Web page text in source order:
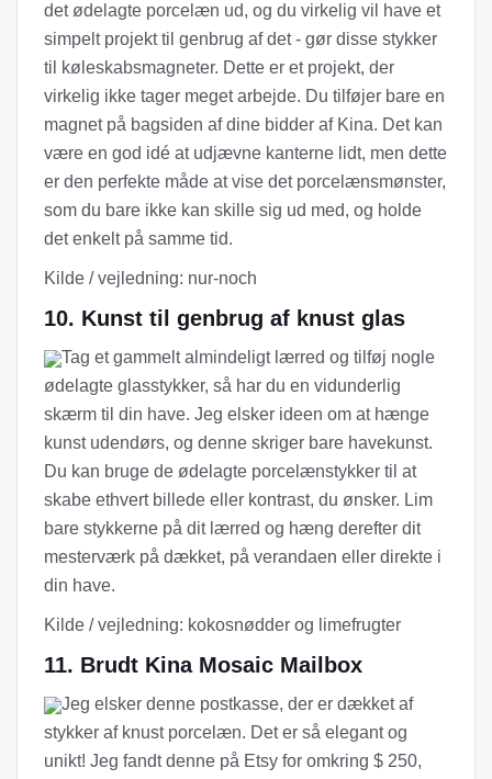
det ødelagte porcelæn ud, og du virkelig vil have et
simpelt projekt til genbrug af det - gør disse stykker
til køleskabsmagneter. Dette er et projekt, der
virkelig ikke tager meget arbejde. Du tilføjer bare en
magnet på bagsiden af ​​dine bidder af Kina. Det kan
være en god idé at udjævne kanterne lidt, men dette
er den perfekte måde at vise det porcelænsmønster,
som du bare ikke kan skille sig ud med, og holde
det enkelt på samme tid.
Kilde / vejledning: nur-noch
10. Kunst til genbrug af knust glas
Tag et gammelt almindeligt lærred og tilføj nogle
ødelagte glasstykker, så har du en vidunderlig
skærm til din have. Jeg elsker ideen om at hænge
kunst udendørs, og denne skriger bare havekunst.
Du kan bruge de ødelagte porcelænstykker til at
skabe ethvert billede eller kontrast, du ønsker. Lim
bare stykkerne på dit lærred og hæng derefter dit
mesterværk på dækket, på verandaen eller direkte i
din have.
Kilde / vejledning: kokosnødder og limefrugter
11. Brudt Kina Mosaic Mailbox
Jeg elsker denne postkasse, der er dækket af
stykker af knust porcelæn. Det er så elegant og
unikt! Jeg fandt denne på Etsy for omkring $ 250,